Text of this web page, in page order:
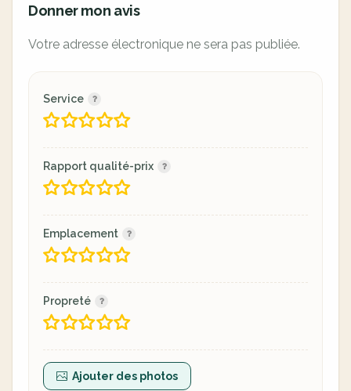
Donner mon avis
Votre adresse électronique ne sera pas publiée.
Service
Rapport qualité-prix
Emplacement
Propreté
Ajouter des photos